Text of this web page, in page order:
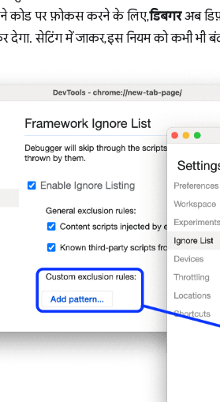
कोड पर फ़ोकस करने के लिए,डिबगरअब
देगा. सेटिंग में जाकर, इस नियम को कभी भी